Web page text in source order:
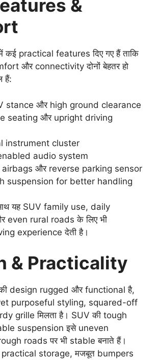
&
practical features दिए गए हैं ताकि
और connectivity दोनों बेहतर हो
हैं:
stance और high ground clearance
seating और upright driving
instrument cluster
audio system
airbags और reverse parking sensor
suspension for better handling
यह SUV family use, daily
even rural roads के लिए भी
experience देती है।
& Practicality
design rugged और functional है,
purposeful styling, squared-off
grille मिलता है। SUV की tough
suspension इसे uneven
roads पर भी stable बनाते हैं।
storage, मजबूत bumpers